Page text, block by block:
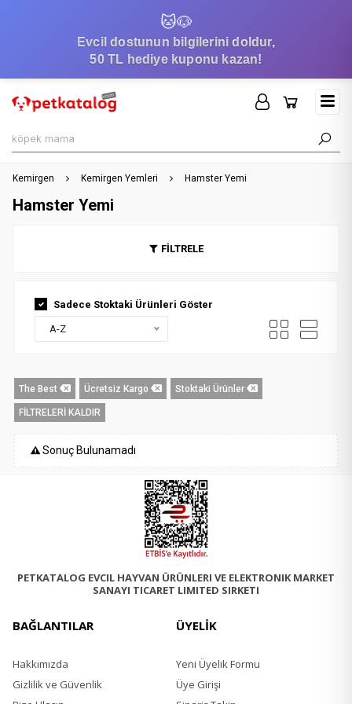
🐱🐶
Evcil dostunun bilgilerini doldur,
50 TL hediye kuponu kazan!
Kemirgen Kemirgen Yemleri Hamster Yemi
Hamster Yemi
FİLTRELE
Sadece Stoktaki Ürünleri Göster
A-Z
The Best Ücretsiz Kargo Stoktaki Ürünler
FİLTRELERİ KALDIR
Sonuç Bulunamadı
PETKATALOG EVCIL HAYVAN ÜRÜNLERI VE ELEKTRONIK MARKET
SANAYI TICARET LIMITED SIRKETI
BAĞLANTILAR
Hakkımızda
Gizlilik ve Güvenlik
ÜYELİK
Yeni Üyelik Formu
Üye Girişi